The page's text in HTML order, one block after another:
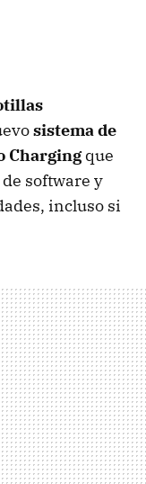
sistema de
Chargingque
software y
incluso si